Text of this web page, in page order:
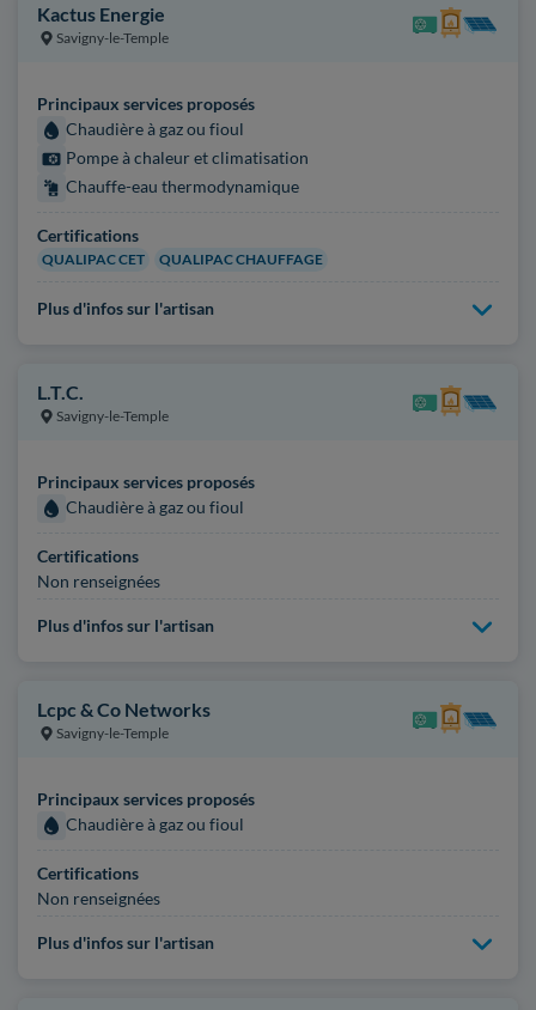
Kactus Energie
Savigny-le-Temple
Principaux services proposés
Chaudière à gaz ou fioul
Pompe à chaleur et climatisation
Chauffe-eau thermodynamique
Certifications
QUALIPAC CET QUALIPAC CHAUFFAGE
Plus d'infos sur l'artisan
L.T.C.
Savigny-le-Temple
Principaux services proposés
Chaudière à gaz ou fioul
Certifications
Non renseignées
Plus d'infos sur l'artisan
Lcpc & Co Networks
Savigny-le-Temple
Principaux services proposés
Chaudière à gaz ou fioul
Certifications
Non renseignées
Plus d'infos sur l'artisan